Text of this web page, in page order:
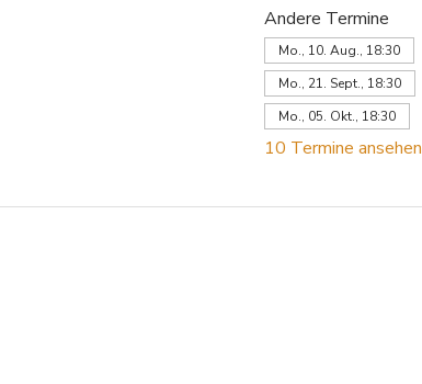
Andere Termine
Mo., 10. Aug., 18:30
Mo., 21. Sept., 18:30
Mo., 05. Okt., 18:30
10 Termine ansehen